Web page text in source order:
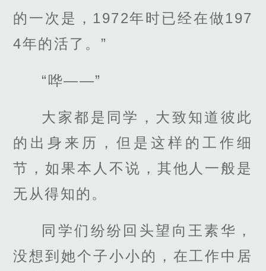
的一次是，1972年时已经在做197
4年的活了。”
“哗——”
大家都是同学，大致知道彼此
的出身来历，但是这样的工作细
节，如果本人不说，其他人一般是
无从得知的。
同学们纷纷回头望向王素华，
没想到她个子小小的，在工作中居